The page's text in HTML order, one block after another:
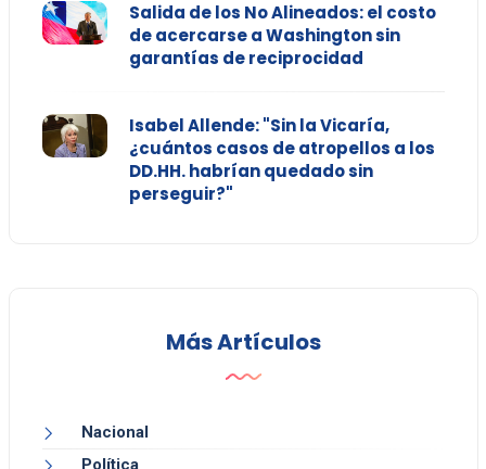
Salida de los No Alineados: el costo
de acercarse a Washington sin
garantías de reciprocidad
Isabel Allende: "Sin la Vicaría,
¿cuántos casos de atropellos a los
DD.HH. habrían quedado sin
perseguir?"
Más Artículos
Nacional
Política